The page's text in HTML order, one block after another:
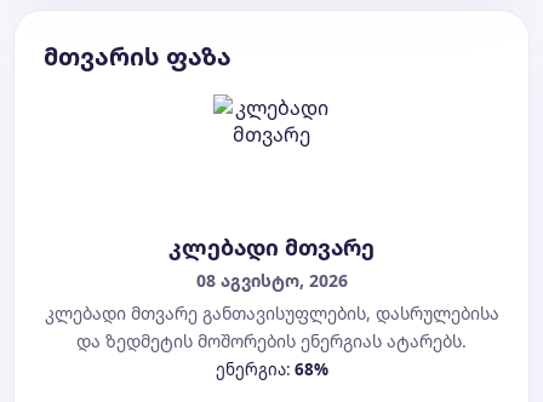
მთვარის ფაზა
კლებადი მთვარე
08 აგვისტო, 2026
კლებადი მთვარე განთავისუფლების, დასრულებისა
და ზედმეტის მოშორების ენერგიას ატარებს.
ენერგია: 68%